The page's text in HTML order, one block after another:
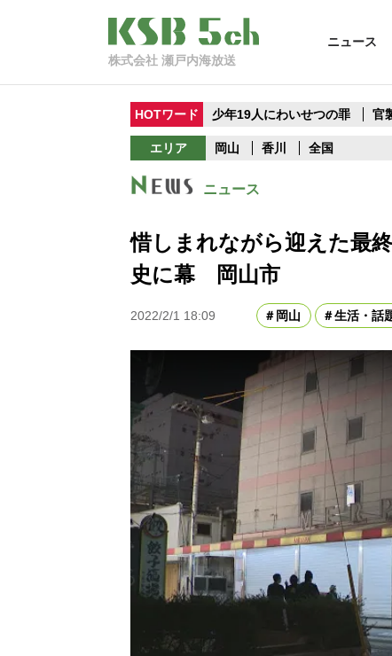
株式会社 瀬戸内海放送
ニュース
HOTワード 少年19人にわいせつの罪 官
エリア 岡山 香川 全国
ニュース
惜しまれながら迎えた最
史に幕 岡山市
2022/2/1 18:09 岡山 生活・話